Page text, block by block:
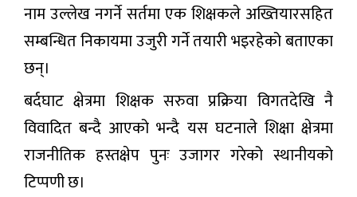
नाम उल्लेख नगर्ने सर्तमा एक शिक्षकले अख्तियारसहित
सम्बन्धित निकायमा उजुरी गर्ने तयारी भइरहेको बताएका
छन्।
बर्दघाट क्षेत्रमा शिक्षक सरुवा प्रक्रिया विगतदेखि नै
विवादित बन्दै आएको भन्दै यस घटनाले शिक्षा क्षेत्रमा
राजनीतिक हस्तक्षेप पुनः उजागर गरेको स्थानीयको
टिप्पणी छ।